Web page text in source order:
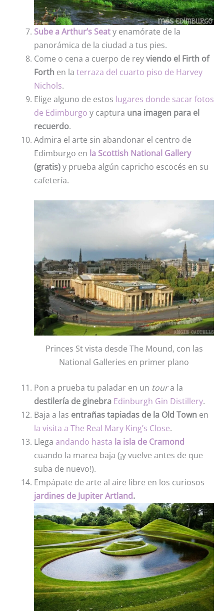
Sube a Arthur’s Seaty enamórate de la
panorámica de la ciudad a tus pies.
Come o cena a cuerpo de reyviendo el Firth of
Forth en la terraza del cuarto piso de Harvey
Nichols.
Elige alguno de estos lugares donde sacar fotos
de Edimburgo y captura una imagen para el
recuerdo.
Admira el arte sin abandonar el centro de
Edimburgo en la Scottish National Gallery
(gratis)y prueba algún capricho escocés en su
cafetería.
Princes St vista desde The Mound, con las
National Galleries en primer plano
Pon a prueba tu paladar en un toura la
destilería de ginebra Edinburgh Gin Distillery.
Baja a las entrañas tapiadas de la Old Town en
la visita a The Real Mary King’s Close.
Llega andando hasta la isla de Cramond
cuando la marea baja (¡y vuelve antes de que
suba de nuevo!).
Empápate de arte al aire libre en los curiosos
jardines de Jupiter Artland.